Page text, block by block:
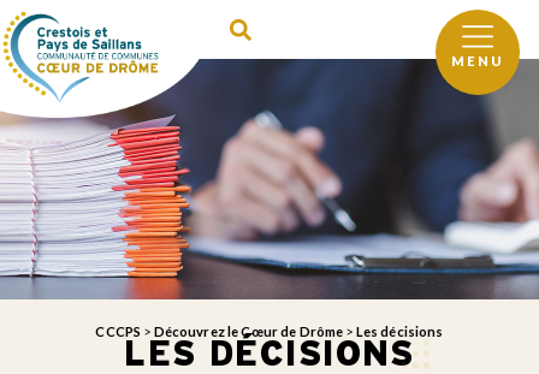
MENU
CCCPS > Découvrez le Cœur de Drôme > Les décisions
LES DÉCISIONS